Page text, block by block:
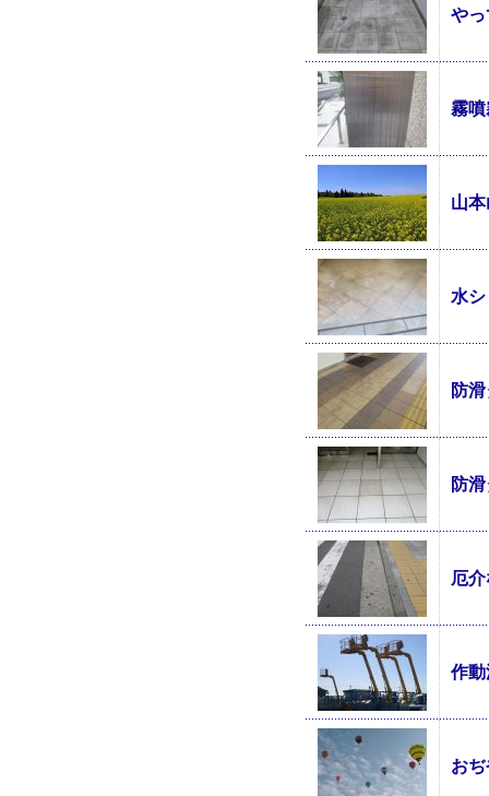
や
霧
山
水
防
防
厄
作
お